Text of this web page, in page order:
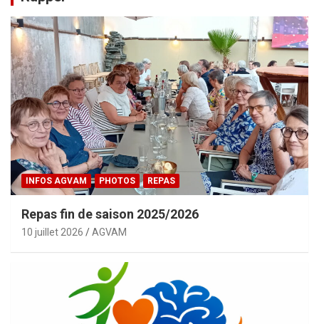
INFOS AGVAM PHOTOS REPAS
Repas fin de saison 2025/2026
10 juillet 2026 AGVAM